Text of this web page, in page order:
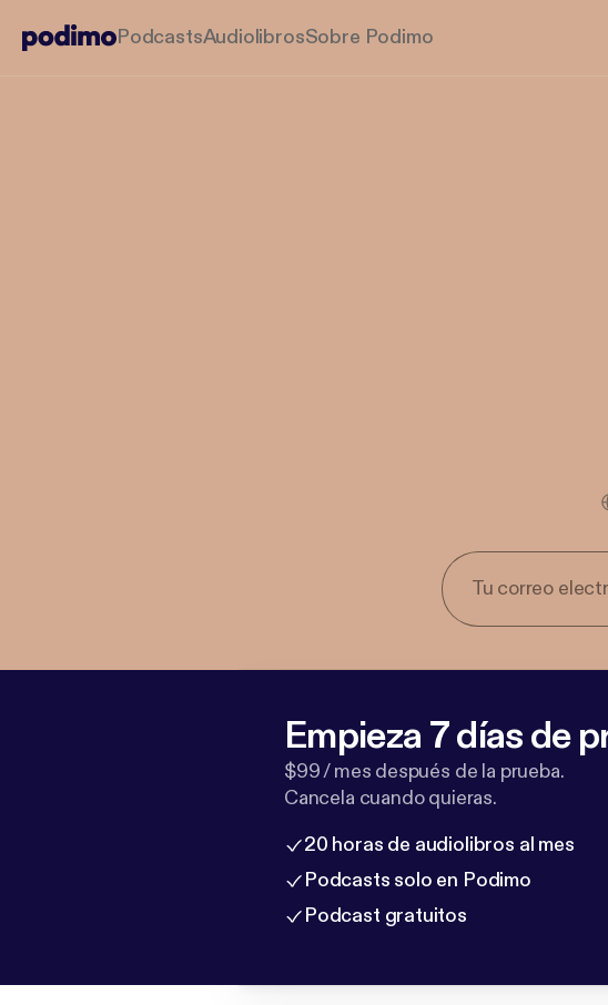
PodcastsAudiolibrosSobre Podimo
Empieza 7 días de
$99 / mes después de la prueba.
Cancela cuando quieras.
20 horas de audiolibros al mes
Podcasts solo en Podimo
Podcast gratuitos